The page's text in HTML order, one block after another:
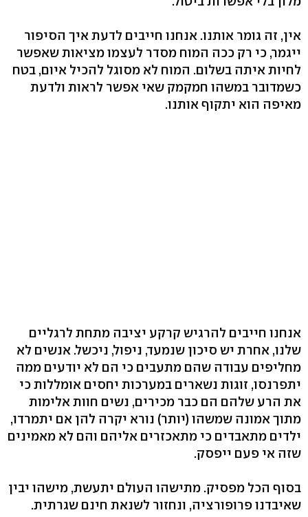
אין, זה גומר אותנו. אנחנו חייבים לדעת איך הסיפור
ייגמר, כי רק ככה המוח מסדר לעצמו מציאות שאפשר
לחיות איתה בשלום. המוח לא מסוגל להכיל איום, בטח
כשמדובר במשהו חמקמק שאי אפשר לראות ולדעת
מאיפה הוא יתקוף אותנו.
אנחנו חייבים להרגיש קרקע יציבה מתחת לרגליים
שלנו, אחרת יש סיכון שנמעד, ניפול, ניכשל. אנשים לא
מחליפים עבודה שהם מתעבים כי הם לא יודעים ממה
יתפרנסו, זוגות נשארים במערכות יחסים אומללות כי
את הרע שלהם הם כבר מכירים, נשים חוות אלימות
מתוך אמונה שמשהו (יותר) נורא יקרה להן אם יתמרדו,
ילדים מתאבדים כי מתאכזרים אליהם והם לא מאמינים
שזה אי פעם ייפסק.
בסוף הכל מפסיק. מתישהו העולם יתעשת, מישהו יבין
שאיבדנו פרופורציה, ונחזור לשנאת חינם שגרתית.